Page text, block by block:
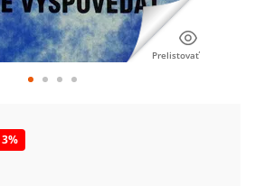
Prelistovať
3%